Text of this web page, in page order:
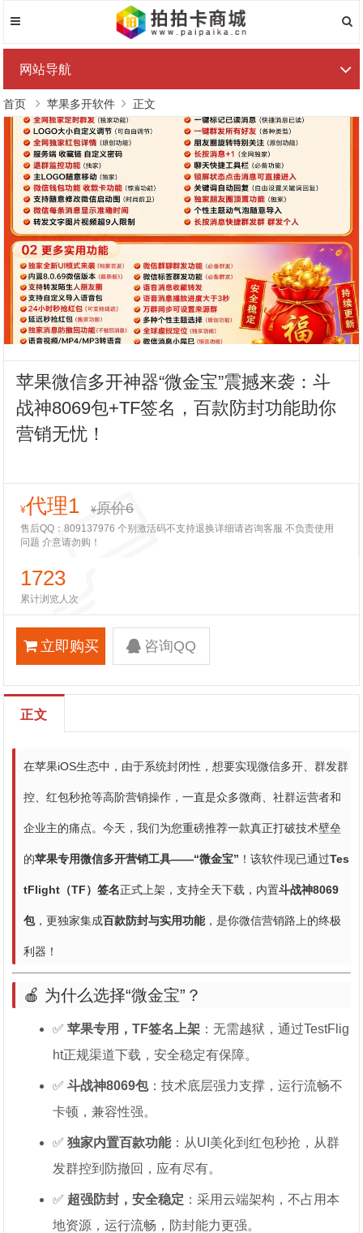
网站导航
首页 苹果多开软件 正文
苹果微信多开神器“微金宝”震撼来袭：斗
战神8069包+TF签名，百款防封功能助你
营销无忧！
¥代理1 ¥原价6
售后QQ：809137976 个别激活码不支持退换详细请咨询客服 不负责使用
问题 介意请勿购！
1723
累计浏览人次
立即购买 咨询QQ
正文
在苹果iOS生态中，由于系统封闭性，想要实现微信多开、群发群
控、红包秒抢等高阶营销操作，一直是众多微商、社群运营者和
企业主的痛点。今天，我们为您重磅推荐一款真正打破技术壁垒
的苹果专用微信多开营销工具——“微金宝” ！该软件现已通过Tes
tFlight（TF）签名正式上架，支持全天下载，内置斗战神8069
包，更独家集成百款防封与实用功能，是你微信营销路上的终极
利器！
🍎 为什么选择“微金宝”？
✅苹果专用，TF签名上架 ：无需越狱，通过TestFlig
ht正规渠道下载，安全稳定有保障。
✅斗战神8069包：技术底层强力支撑，运行流畅不
卡顿，兼容性强。
✅独家内置百款功能：从UI美化到红包秒抢，从群
发群控到防撤回，应有尽有。
✅ 超强防封，安全稳定 ：采用云端架构，不占用本
地资源，运行流畅，防封能力更强。